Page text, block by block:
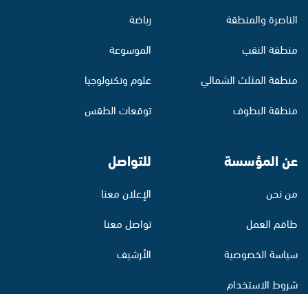
الناصرة والمنطقة
منطقة النقب
منطقة المثلث الشمالي
منطقة البطوف
رياضة
الموسوعة
علوم وتكنولوجيا
توقعات الطقس
عن المؤسسة
من نحن
طاقم العمل
سياسة الخصوصية
شروط الاستخدام
للتواصل
الإعلان معنا
تواصل معنا
الأرشيف